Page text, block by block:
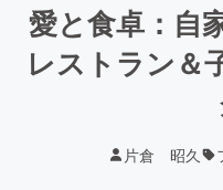
愛と食卓：自
レストラン＆
片倉 昭久